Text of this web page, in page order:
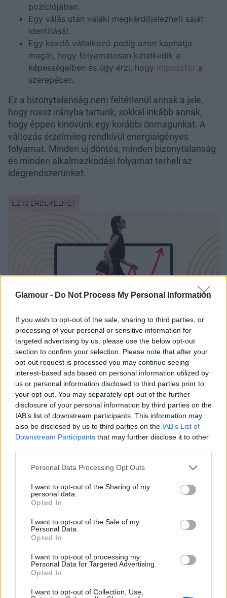
Glamour - Do Not Process My Personal Information
If you wish to opt-out of the sale, sharing to third parties, or
processing of your personal or sensitive information for
targeted advertising by us, please use the below opt-out
section to confirm your selection. Please note that after your
opt-out request is processed you may continue seeing
interest-based ads based on personal information utilized by
us or personal information disclosed to third parties prior to
your opt-out. You may separately opt-out of the further
disclosure of your personal information by third parties on the
IAB’s list of downstream participants. This information may
also be disclosed by us to third parties on the IAB’s List of
Downstream Participants that may further disclose it to other
Please note that this website/app uses one or more Google
not limited to your visit or usage behaviour. You may click to
grant or deny consent to Google and its third-party tags to
use your data for below specified purposes in below Google
consent section.
Personal Data Processing Opt Outs
I want to opt-out of the Sharing of my
personal data.
Opted In
I want to opt-out of the Sale of my
Personal Data.
Opted In
I want to opt-out of processing my
Personal Data for Targeted Advertising.
Opted In
I want to opt-out of Collection, Use,
pozíciójában.
Egy válás után valaki megkérdőjelezheti saját
identitását.
Egy kezdő vállalkozó pedig azon kaphatja
magát, hogy folyamatosan kételkedik a
képességeiben és úgy érzi, hogy imposztor a
szerepében.
Ez a bizonytalanság nem feltétlenül annak a jele,
hogy rossz irányba tartunk, sokkal inkább annak,
hogy éppen kinövünk egy korábbi önmagunkat. A
változás érzelmileg rendkívül energiaigényes
folyamat. Minden új döntés, minden bizonytalanság
és minden alkalmazkodási folyamat terheli az
idegrendszerünket.
Kinőttem a munkahelyemet, és
lelkifurdalásom van miatta - most
hogyan tovább?
Ezért fordulhat elő, hogy egy jelentős életszakasz-
váltás során türelmetlenebbek vagyunk,
nehezebben koncentrálunk, érzékenyebben
reagálunk, kevésbé érezzük magunkat motiváltnak,
gyorsabban elfáradunk. Sokan ezt személyes
gyengeségként vagy lustaságként értelmezik.
szó, hogy az agyunk és az idegrendszerünk teljes
kapacitással dolgozik.
Íme három jel, hogy közelebb vagy az áttöréshez,
mint gondolnád:
1. A régi életed már
kényelmetlennek tűnik
Ami korábban természetes volt, azt ma már